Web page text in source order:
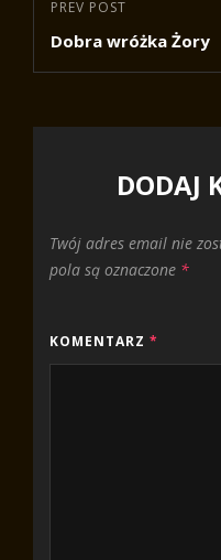
wpisu
Previous
Post
PREV POST
Dobra wróżka Żory
DODAJ
Twój adres email nie
pola są oznaczone *
KOMENTARZ *